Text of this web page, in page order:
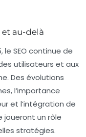
et au-delà
le SEO continue de
utilisateurs et aux
Des évolutions
l’importance
et l’intégration de
joueront un rôle
stratégies.